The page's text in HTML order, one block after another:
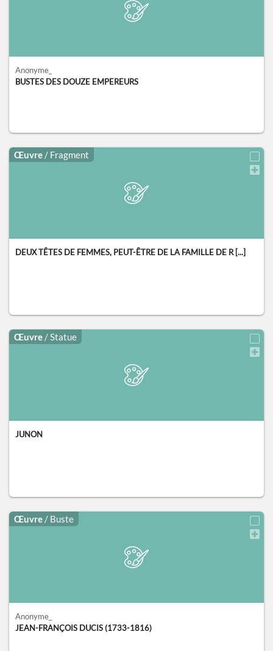
Anonyme_
BUSTES DES DOUZE EMPEREURS
Œuvre / Fragment
DEUX TÊTES DE FEMMES, PEUT-ÊTRE DE LA FAMILLE DE R [...]
Œuvre / Statue
JUNON
Œuvre / Buste
Anonyme_
JEAN-FRANÇOIS DUCIS (1733-1816)